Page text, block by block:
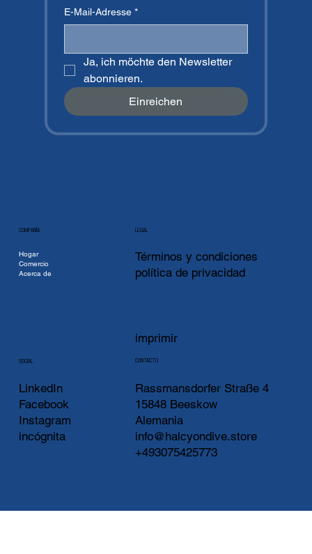
E-Mail-Adresse *
Ja, ich möchte den Newsletter
abonnieren.
Einreichen
COMPAÑÍA
Hogar
Comercio
Acerca de
LEGAL
Términos y condiciones
política de privacidad
imprimir
SOCIAL
LinkedIn
Facebook
Instagram
incógnita
CONTACTO
Rassmansdorfer Straße 4
15848 Beeskow
Alemania
info@halcyondive.store
+493075425773